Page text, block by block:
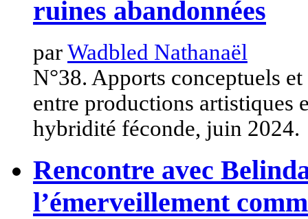
ruines abandonnées
parWadbled Nathanaël
N°38. Apports conceptuels
entre productions artistiques
hybridité féconde, juin 2024.
Rencontre avec
l’émerveillement